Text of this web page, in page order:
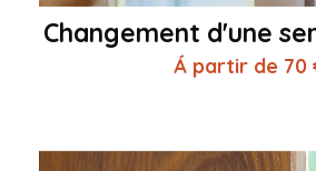
Changement d'une
Á partir de 70